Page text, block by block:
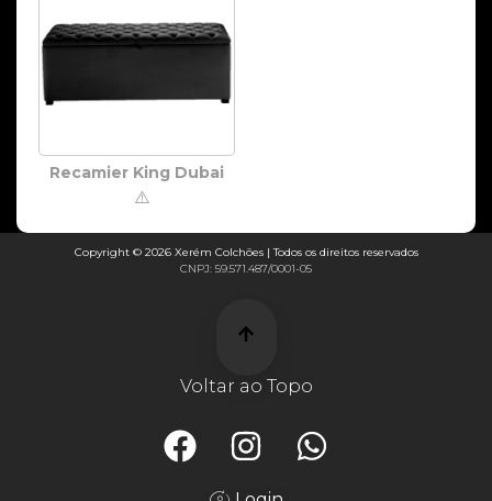
Recamier King Dubai
⚠️
Voltar ao Topo
Copyright © 2026 Xerém Colchões | Todos os direitos reservados
CNPJ: 59.571.487/0001-05